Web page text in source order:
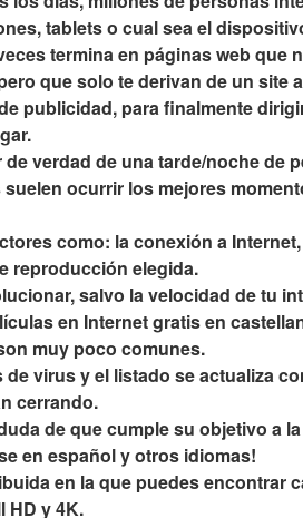
tablets o cual sea el
termina en páginas web que
que solo te derivan de un site
publicidad, para finalmente
verdad de una tarde/noche de
ocurrir los mejores
como: la conexión a
reproducción elegida.
salvo la velocidad de tu
en Internet gratis en
muy poco comunes.
virus y el listado se actualiza
cerrando.
de que cumple su objetivo a
en español y otros idiomas!
en la que puedes encontrar
HD y 4K.